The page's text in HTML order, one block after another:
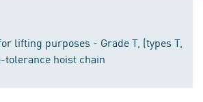
lifting purposes - Grade T, (types T,
tolerance hoist chain